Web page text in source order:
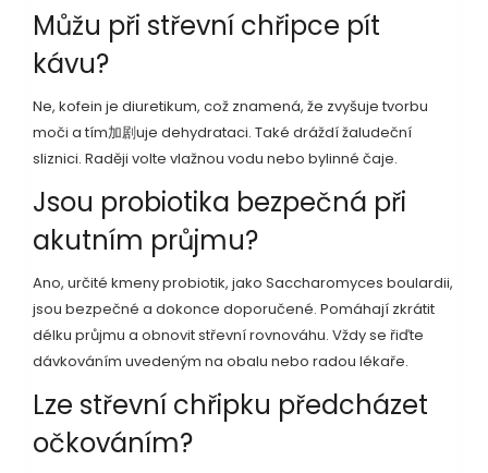
Můžu při střevní chřipce pít
kávu?
Ne, kofein je diuretikum, což znamená, že zvyšuje tvorbu
moči a tím加剧uje dehydrataci. Také dráždí žaludeční
sliznici. Raději volte vlažnou vodu nebo bylinné čaje.
Jsou probiotika bezpečná při
akutním průjmu?
Ano, určité kmeny probiotik, jako Saccharomyces boulardii,
jsou bezpečné a dokonce doporučené. Pomáhají zkrátit
délku průjmu a obnovit střevní rovnováhu. Vždy se řiďte
dávkováním uvedeným na obalu nebo radou lékaře.
Lze střevní chřipku předcházet
očkováním?